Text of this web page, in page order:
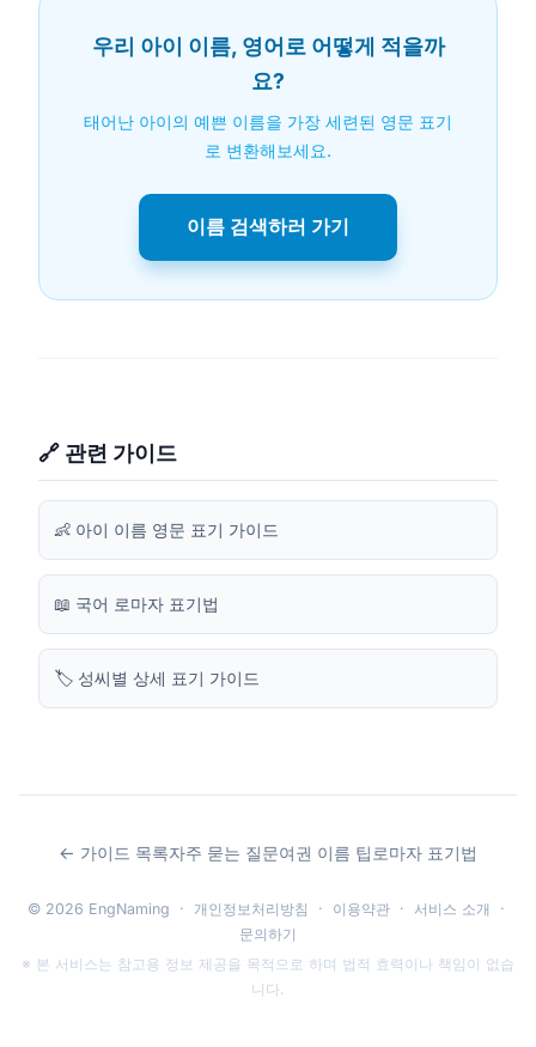
우리 아이 이름, 영어로 어떻게 적을까
요?
태어난 아이의 예쁜 이름을 가장 세련된 영문 표기
로 변환해보세요.
이름 검색하러 가기
🔗 관련 가이드
👶 아이 이름 영문 표기 가이드
📖 국어 로마자 표기법
🏷️ 성씨별 상세 표기 가이드
← 가이드 목록자주 묻는 질문여권 이름 팁 로마자 표기법
© 2026 EngNaming · 개인정보처리방침 · 이용약관· 서비스 소개 ·
문의하기
※ 본 서비스는 참고용 정보 제공을 목적으로 하며 법적 효력이나 책임이 없습
니다.